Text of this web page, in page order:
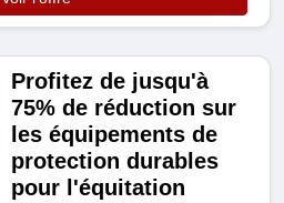
Profitez de jusqu'à
75% de réduction sur
les équipements de
protection durables
pour l'équitation